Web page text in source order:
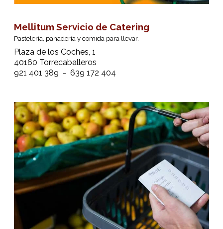
Mellitum Servicio de Catering
Pastelería, panadería y comida para llevar.
Plaza de los Coches, 1
40160 Torrecaballeros
921 401 389 - 639 172 404